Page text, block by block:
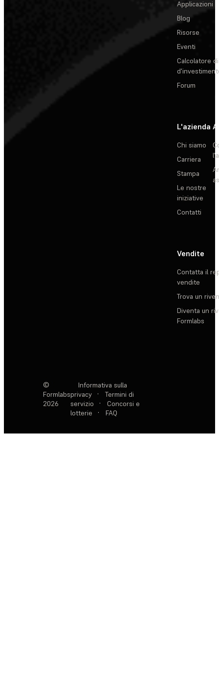
Applicazioni
Blog
Risorse
Eventi
Calcolatore
Forum
L'azienda
Chi siamo
Carriera
Stampa
Le nostre
iniziative
Contatti
Vendite
Contatta il
vendite
Trova un
Diventa un
Formlabs
©
Formlabs
2026
Informativa sulla
privacy
·
Termini di
servizio
·
Concorsi e
lotterie
· FAQ